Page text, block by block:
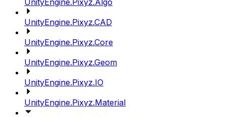
UnityEngine.Pixyz.Algo
UnityEngine.Pixyz.CAD
UnityEngine.Pixyz.Core
UnityEngine.Pixyz.Geom
UnityEngine.Pixyz.IO
UnityEngine.Pixyz.Material